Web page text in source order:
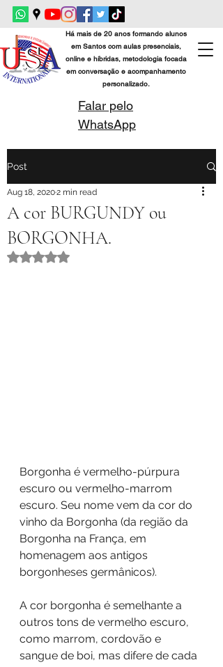
Há mais de 20 anos formando alunos
em Santos com aulas presenciais,
online e híbridas, metodologia focada
em conversação e acompanhamento
personalizado.
Falar pelo
WhatsApp
Post
A cor BURGUNDY ou
BORGONHA.
Aug 18, 20202 min read
Rated NaN out of 5 stars.
Borgonha é vermelho-púrpura
escuro ou vermelho-marrom
escuro. Seu nome vem da cor do
vinho da Borgonha (da região da
Borgonha na França, em
homenagem aos antigos
borgonheses germânicos).
A cor borgonha é semelhante a
outros tons de vermelho escuro,
como marrom, cordovão e
sangue de boi, mas difere de cada